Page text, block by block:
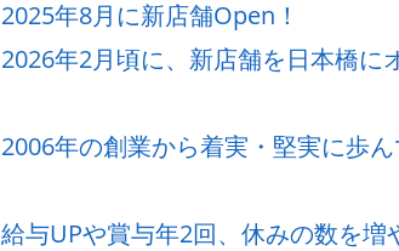
2025年8月に新店舗Open！
2026年2月頃に、新店舗を日本橋に
2006年の創業から着実・堅実に歩
給与UPや賞与年2回、休みの数を増